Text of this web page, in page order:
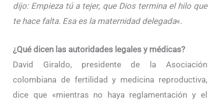
dijo: Empieza tú a tejer, que Dios termina el hilo que
te hace falta. Esa es la maternidad delegada«.
¿Qué dicen las autoridades legales y médicas?
David Giraldo, presidente de la Asociación
colombiana de fertilidad y medicina reproductiva,
dice que «mientras no haya reglamentación y el